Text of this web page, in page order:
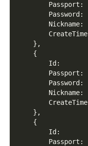
        Passport
:
        Password
:
        Nickname
:
        CreateTime
} ,
{
        Id
:
        Passport
:
        Password
:
        Nickname
:
        CreateTime
} ,
{
        Id
:
        Passport
: